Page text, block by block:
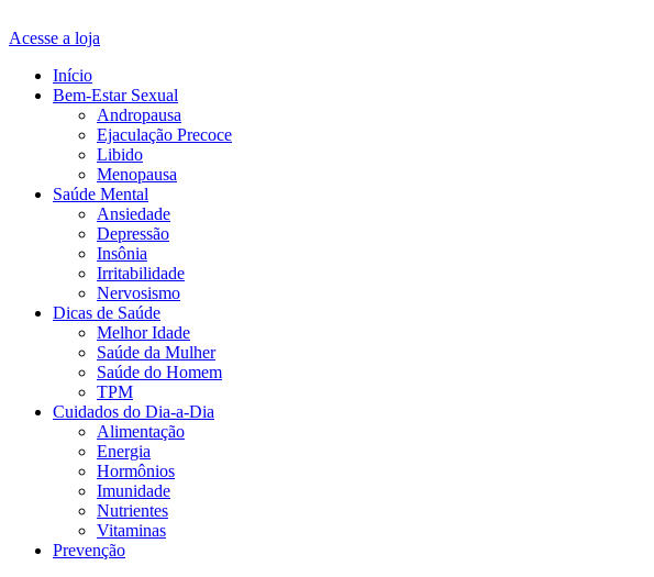
Acesse a loja
Início
Bem-Estar Sexual
Andropausa
Ejaculação Precoce
Libido
Menopausa
Saúde Mental
Ansiedade
Depressão
Insônia
Irritabilidade
Nervosismo
Dicas de Saúde
Melhor Idade
Saúde da Mulher
Saúde do Homem
TPM
Cuidados do Dia-a-Dia
Alimentação
Energia
Hormônios
Imunidade
Nutrientes
Vitaminas
Prevenção